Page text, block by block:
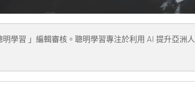
明學習 」編輯審核。聰明學習專注於利用 AI 提升亞洲人